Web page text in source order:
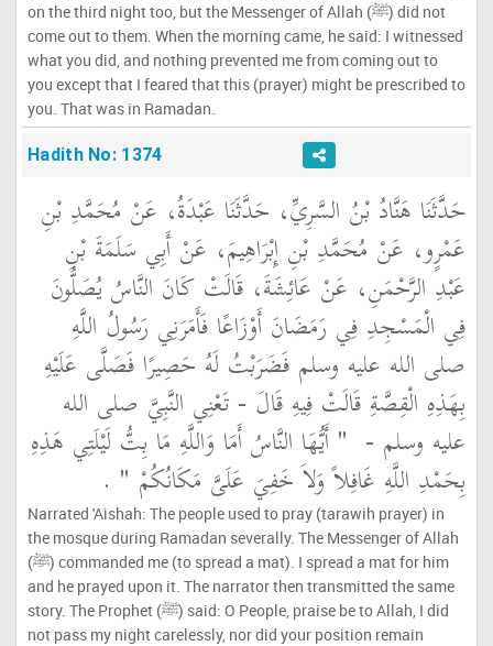
on the third night too, but the Messenger of Allah (ﷺ) did not
come out to them. When the morning came, he said: I witnessed
what you did, and nothing prevented me from coming out to
you except that I feared that this (prayer) might be prescribed to
you. That was in Ramadan.
Hadith No: 1374
حَدَّثَنَا هَنَّادُ بْنُ السَّرِيِّ، حَدَّثَنَا عَبْدَةُ، عَنْ مُحَمَّدِ بْنِ
عَمْرٍو، عَنْ مُحَمَّدِ بْنِ إِبْرَاهِيمَ، عَنْ أَبِي سَلَمَةَ بْنِ
عَبْدِ الرَّحْمَنِ، عَنْ عَائِشَةَ، قَالَتْ كَانَ النَّاسُ يُصَلُّونَ
فِي الْمَسْجِدِ فِي رَمَضَانَ أَوْزَاعًا فَأَمَرَنِي رَسُولُ اللَّهِ
صلى الله عليه وسلم فَضَرَبْتُ لَهُ حَصِيرًا فَصَلَّى عَلَيْهِ
بِهَذِهِ الْقِصَّةِ قَالَتْ فِيهِ قَالَ - تَعْنِي النَّبِيَّ صلى الله
عليه وسلم - ‏ "‏ أَيُّهَا النَّاسُ أَمَا وَاللَّهِ مَا بِتُّ لَيْلَتِي هَذِهِ
بِحَمْدِ اللَّهِ غَافِلاً وَلاَ خَفِيَ عَلَىَّ مَكَانُكُمْ ‏" ‏ ‏.‏
Narrated 'Aishah: The people used to pray (tarawih prayer) in
the mosque during Ramadan severally. The Messenger of Allah
(ﷺ) commanded me (to spread a mat). I spread a mat for him
and he prayed upon it. The narrator then transmitted the same
story. The Prophet (ﷺ) said: O People, praise be to Allah, I did
not pass my night carelessly, nor did your position remain